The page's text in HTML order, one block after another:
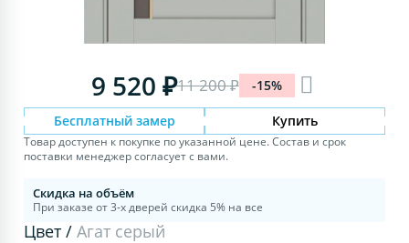
9 520 ₽11 200 ₽ -15%
Бесплатный замер Купить
Товар доступен к покупке по указанной цене. Состав и срок
поставки менеджер согласует с вами.
Скидка на объём
При заказе от 3-х дверей скидка 5% на все
Цвет /Агат серый